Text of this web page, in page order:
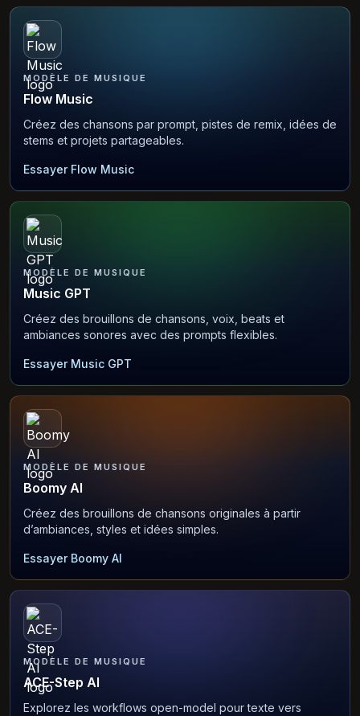
MODÈLE DE MUSIQUE
Flow Music
Créez des chansons par prompt, pistes de remix, idées de
stems et projets partageables.
Essayer Flow Music
MODÈLE DE MUSIQUE
Music GPT
Créez des brouillons de chansons, voix, beats et
ambiances sonores avec des prompts flexibles.
Essayer Music GPT
MODÈLE DE MUSIQUE
Boomy AI
Créez des brouillons de chansons originales à partir
d’ambiances, styles et idées simples.
Essayer Boomy AI
MODÈLE DE MUSIQUE
ACE-Step AI
Explorez les workflows open-model pour texte vers